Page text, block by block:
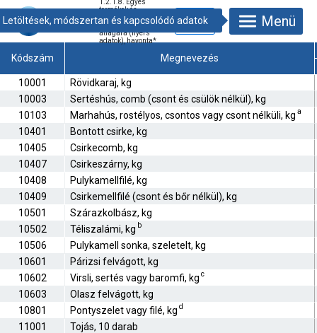
1.2.1.8. Egyes
termékek és
szolgáltatások
fogyasztói
átlagára (nyers
adatok), havonta*
Menü
Kódszám Megnevezés
10001
Rövidkaraj, kg
10003
Sertéshús, comb (csont és csülök nélkül), kg
10103
Marhahús, rostélyos, csontos vagy csont nélküli, kg a
10401
Bontott csirke, kg
10405
Csirkecomb, kg
10407
Csirkeszárny, kg
10408
Pulykamellfilé, kg
10409
Csirkemellfilé (csont és bőr nélkül), kg
10501
Szárazkolbász, kg
10502
Téliszalámi, kg b
10506
Pulykamell sonka, szeletelt, kg
10601
Párizsi felvágott, kg
10602
Virsli, sertés vagy baromfi, kg c
10603
Olasz felvágott, kg
10801
Pontyszelet vagy filé, kg d
11001
Tojás, 10 darab